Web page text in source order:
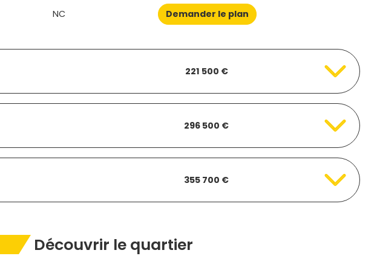
NC Demander le plan
221 500 €
296 500 €
355 700 €
Découvrir le quartier